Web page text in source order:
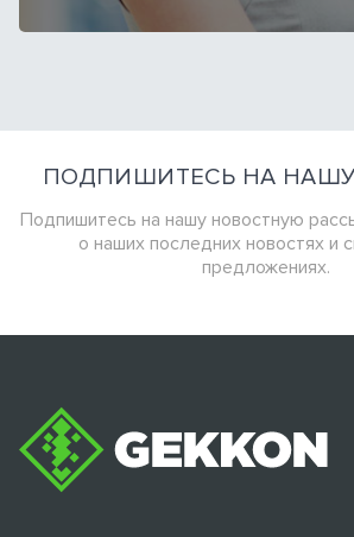
ПОДПИШИТЕСЬ НА
Подпишитесь на нашу новостную
о наших последних новостях и
предложениях.